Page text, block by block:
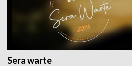
Sera warte